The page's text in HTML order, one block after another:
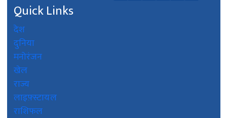
Quick Links
देश
दुनिया
मनोरंजन
खेल
राज्य
लाइफ़्स्टायल
राशिफल